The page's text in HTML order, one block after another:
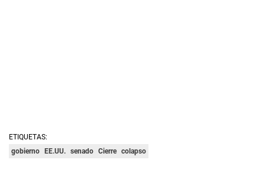
ETIQUETAS:
gobierno
EE.UU. senado Cierre colapso